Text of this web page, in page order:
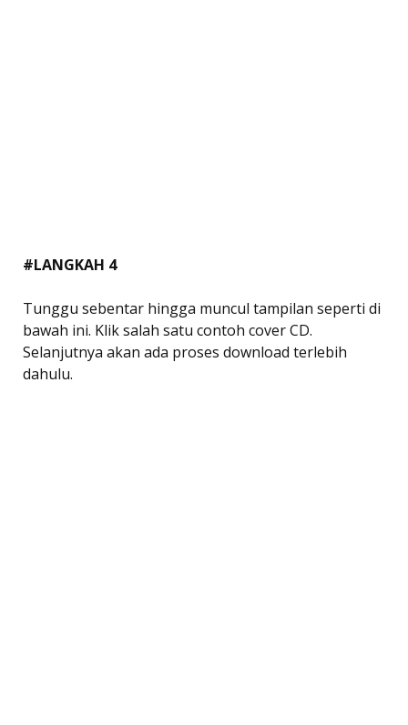
#LANGKAH 4
Tunggu sebentar hingga muncul tampilan seperti di
bawah ini. Klik salah satu contoh cover CD.
Selanjutnya akan ada proses download terlebih
dahulu.